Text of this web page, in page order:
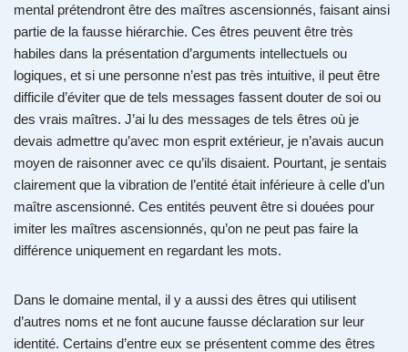
mental prétendront être des maîtres ascensionnés, faisant ainsi
partie de la fausse hiérarchie. Ces êtres peuvent être très
habiles dans la présentation d’arguments intellectuels ou
logiques, et si une personne n’est pas très intuitive, il peut être
difficile d’éviter que de tels messages fassent douter de soi ou
des vrais maîtres. J’ai lu des messages de tels êtres où je
devais admettre qu’avec mon esprit extérieur, je n’avais aucun
moyen de raisonner avec ce qu’ils disaient. Pourtant, je sentais
clairement que la vibration de l’entité était inférieure à celle d’un
maître ascensionné. Ces entités peuvent être si douées pour
imiter les maîtres ascensionnés, qu’on ne peut pas faire la
différence uniquement en regardant les mots.
Dans le domaine mental, il y a aussi des êtres qui utilisent
d’autres noms et ne font aucune fausse déclaration sur leur
identité. Certains d’entre eux se présentent comme des êtres